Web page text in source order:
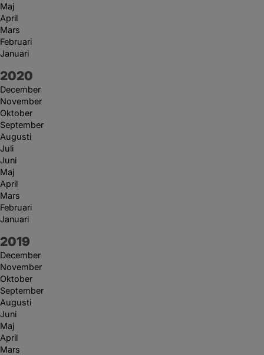
Maj
April
Mars
Februari
Januari
År:
2020
December
November
Oktober
September
Augusti
Juli
Juni
Maj
April
Mars
Februari
Januari
År:
2019
December
November
Oktober
September
Augusti
Juni
Maj
April
Mars